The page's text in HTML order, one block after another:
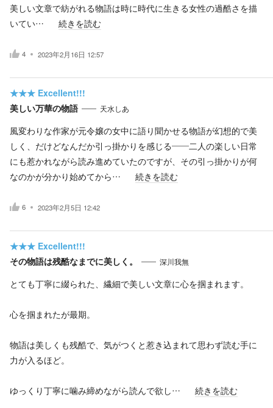
美しい文章で紡がれる物語は時に時代に生きる女性の過酷さを描
いてい…
続きを読む
4 2023年2月16日 12:57
★★★ Excellent!!!
美しい万華の物語
天水しあ
風変わりな作家が元令嬢の女中に語り聞かせる物語が幻想的で美
しく、だけどなんだか引っ掛かりを感じる――二人の楽しい日常
にも惹かれながら読み進めていたのですが、その引っ掛かりが何
なのかが分かり始めてから…
続きを読む
6 2023年2月5日 12:42
★★★ Excellent!!!
その物語は残酷なまでに美しく。
深川我無
とても丁寧に綴られた、繊細で美しい文章に心を掴まれます。
心を掴まれたが最期。
物語は美しくも残酷で、気がつくと惹き込まれて思わず読む手に
力が入るほど。
ゆっくり丁寧に噛み締めながら読んで欲し… 続きを読む